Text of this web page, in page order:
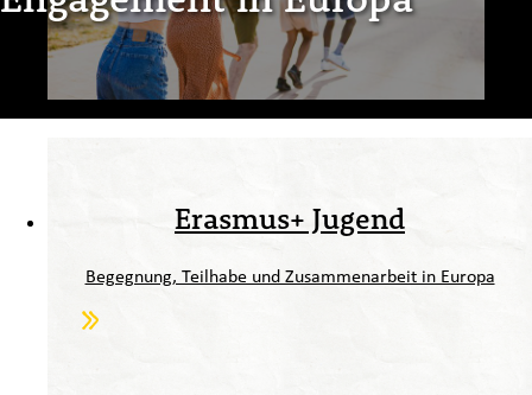
Erasmus+ Jugend
Begegnung, Teilhabe und Zusammenarbeit in Europa